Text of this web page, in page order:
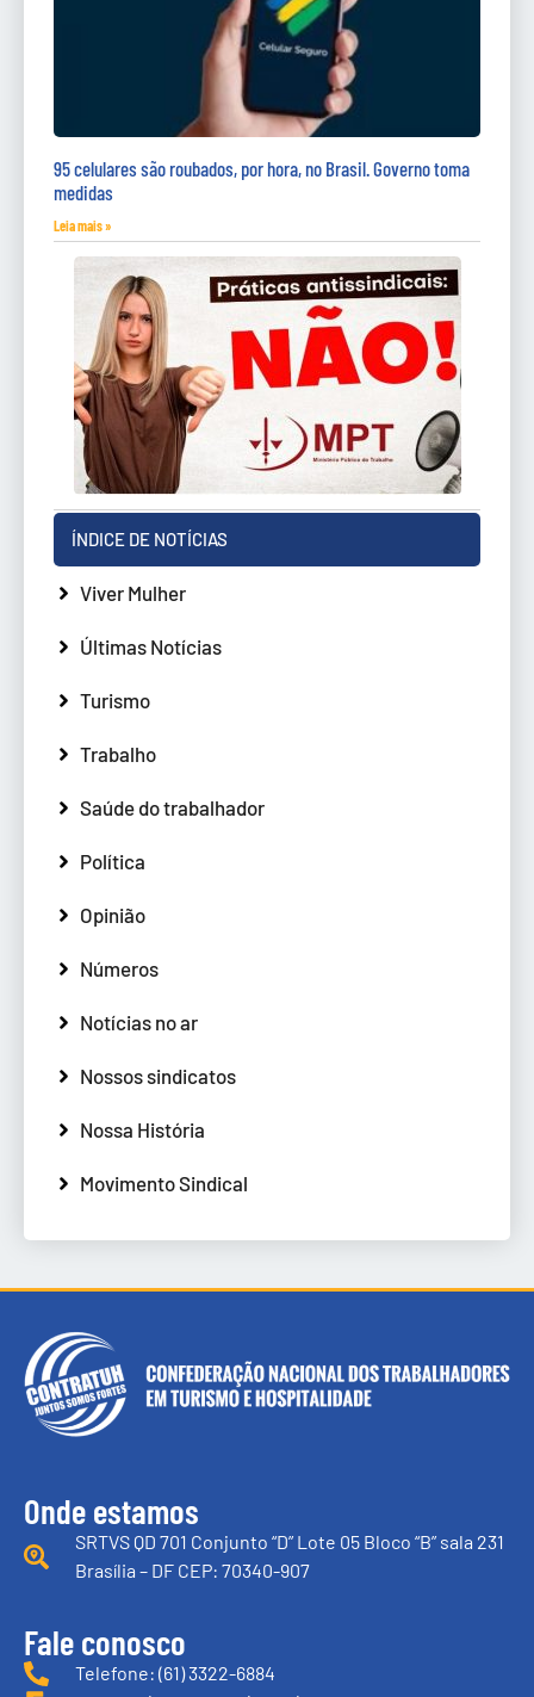
95 celulares são roubados, por hora, no Brasil. Governo toma
medidas
Leia mais »
ÍNDICE DE NOTÍCIAS
Viver Mulher
Últimas Notícias
Turismo
Trabalho
Saúde do trabalhador
Política
Opinião
Números
Notícias no ar
Nossos sindicatos
Nossa História
Movimento Sindical
Onde estamos
SRTVS QD 701 Conjunto “D” Lote 05 Bloco “B” sala 231
Brasília – DF CEP: 70340-907
Fale conosco
Telefone: (61) 3322-6884